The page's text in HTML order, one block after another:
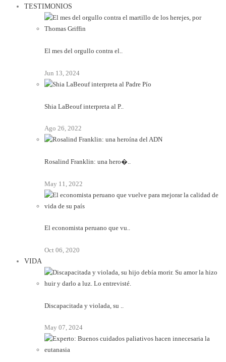
TESTIMONIOS
El mes del orgullo contra el..
Jun 13, 2024
Shia LaBeouf interpreta al P..
Ago 26, 2022
Rosalind Franklin: una hero�..
May 11, 2022
El economista peruano que vu..
Oct 06, 2020
VIDA
Discapacitada y violada, su ..
May 07, 2024